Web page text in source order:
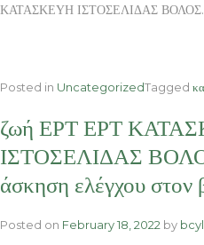
ΚΑΤΑΣΚΕΥΗ ΙΣΤΟΣΕΛΙΔΑΣ
Posted in UncategorizedTagged
ζωή ΕΡΤ ΕΡΤ
ΙΣΤΟΣΕΛΙΔΑΣ
άσκηση ελέγχου στον
Posted on February 18, 2022 by